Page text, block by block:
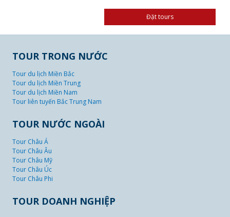
TOUR TRONG NƯỚC
Tour du lịch Miền Bắc
Tour du lịch Miền Trung
Tour du lịch Miền Nam
Tour liên tuyến Bắc Trung Nam
TOUR NƯỚC NGOÀI
Tour Châu Á
Tour Châu Âu
Tour Châu Mỹ
Tour Châu Úc
Tour Châu Phi
TOUR DOANH NGHIỆP